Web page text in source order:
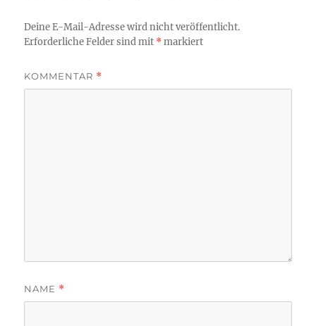
Deine E-Mail-Adresse wird nicht veröffentlicht.
Erforderliche Felder sind mit *markiert
KOMMENTAR *
NAME *